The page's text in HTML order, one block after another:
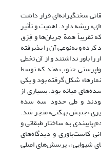
سختگیرانه‌ای قرار داشت
ریشه دارد. اهمیت و تأثیر
تقریباً همة جریان‌ها و فِرَق
و به‌نوعی آن را پذیرفته
باور نداشتند و از آن تخطی
جنوب هند که توسط
شکل گرفته بود و یکی
میانه بود. بسیاری از
بودند و طی حدود سه سده‌
«جنبش بَهکتی» منجر شد.
پایبندی به ساختار طبقاتی و
کاست‌باوری و دیدگاه‌های
شیوایی»، پرسش‌های اصلی